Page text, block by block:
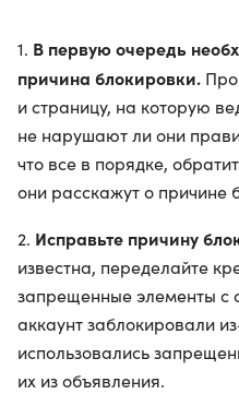
1. В первую очередь
причина блокировки.
и страницу, на которую
не нарушают ли они
что все в порядке,
они расскажут о причине
2. Исправьте причину
известна, переделайте
запрещенные элементы с
аккаунт заблокировали
использовались
их из объявления.